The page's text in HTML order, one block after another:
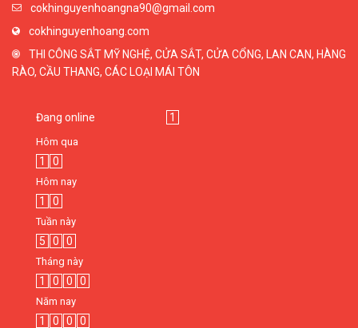
cokhinguyenhoangna90@gmail.com
cokhinguyenhoang.com
THI CÔNG SẮT MỸ NGHỆ, CỬA SẮT, CỬA CỔNG, LAN CAN, HÀNG
RÀO, CẦU THANG, CÁC LOẠI MÁI TÔN
Đang online 1
Hôm qua
1 0
Hôm nay
1 0
Tuần này
5 0 0
Tháng này
1 0 0 0
Năm nay
1 0 0 0